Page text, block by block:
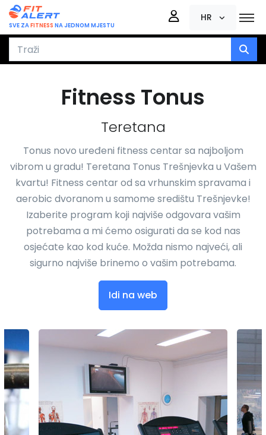
SVE ZAFITNESS NA JEDNOM MJESTU
HR
Fitness Tonus
Teretana
Tonus novo uređeni fitness centar sa najboljom
vibrom u gradu! Teretana Tonus Trešnjevka u Vašem
kvartu! Fitness centar od sa vrhunskim spravama i
aerobic dvoranom u samome središtu Trešnjevke!
Izaberite program koji najviše odgovara vašim
potrebama a mi ćemo osigurati da se kod nas
osjećate kao kod kuće. Možda nismo najveći, ali
sigurno najviše brinemo o vašim potrebama.
Idi na web